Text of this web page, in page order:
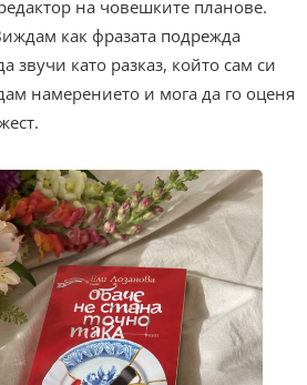
на човешките планове.
как фразата подрежда
звучи като разказ, който сам си
намерението и мога да го оценя